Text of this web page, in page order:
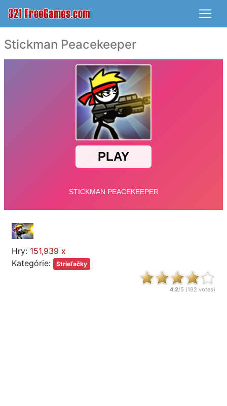
Stickman Peacekeeper
Hry: 151,939 x
Kategórie:
Strieľačky
4.2/5 (192 votes)